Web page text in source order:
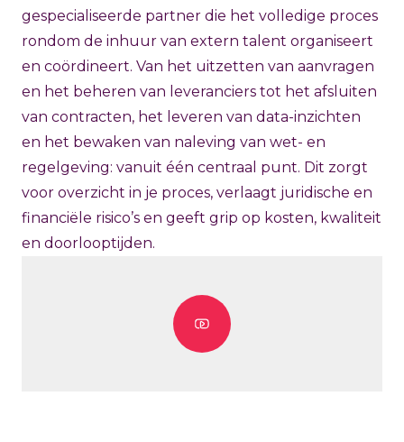
gespecialiseerde partner die het volledige proces
rondom de inhuur van extern talent organiseert
en coördineert. Van het uitzetten van aanvragen
en het beheren van leveranciers tot het afsluiten
van contracten, het leveren van data-inzichten
en het bewaken van naleving van wet- en
regelgeving: vanuit één centraal punt. Dit zorgt
voor overzicht in je proces, verlaagt juridische en
financiële risico’s en geeft grip op kosten, kwaliteit
en doorlooptijden.